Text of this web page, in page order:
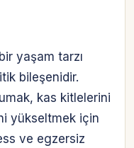
yaşam tarzı
bileşenidir.
kas kitlelerini
yükseltmek için
ve egzersiz